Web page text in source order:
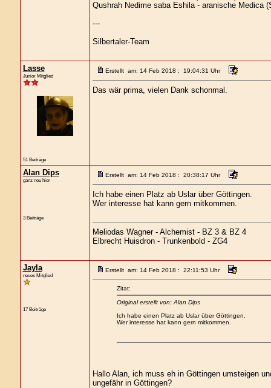
Qushrah Nedime saba Eshila - aranische Medica
---
Silbertaler-Team
Lasse
Junior Mitglied
51 Beiträge
Erstellt am: 14 Feb 2018 : 19:04:31 Uhr
Das wär prima, vielen Dank schonmal.
Alan Dips
ganz neu hier
3 Beiträge
Erstellt am: 14 Feb 2018 : 20:38:17 Uhr
Ich habe einen Platz ab Uslar über Göttingen.
Wer interesse hat kann gern mitkommen.
Meliodas Wagner - Alchemist - BZ 3 & BZ 4
Elbrecht Huisdron - Trunkenbold - ZG4
Jayla
neues Mitglied
17 Beiträge
Erstellt am: 14 Feb 2018 : 22:11:53 Uhr
Zitat:
Original erstellt von: Alan Dips
Ich habe einen Platz ab Uslar über Göttingen.
Wer interesse hat kann gern mitkommen.
Hallo Alan, ich muss eh in Göttingen umsteigen
ungefähr in Göttingen?